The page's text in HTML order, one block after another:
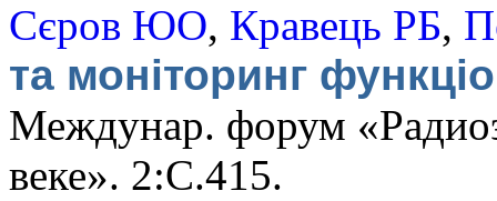
Сєров ЮО, Кравець РБ,
та моніторинг
Междунар. форум
веке». 2:С.415.